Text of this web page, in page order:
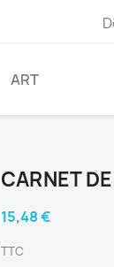
ART
CARNET
15,48 €
TTC